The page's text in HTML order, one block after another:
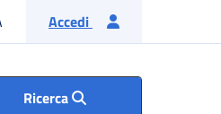
Lingua italiana
Accedi
Ricerca